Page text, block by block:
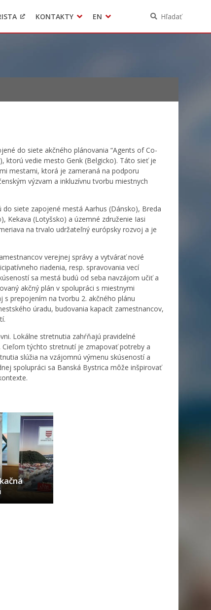
Pomoc pre Ukrajinu
Ochrana osobných údajov
3D model mesta Banská Bystrica
KONTAKTY EN
Contact
Hľadať
do siete akčného plánovania “Agents of Co-
ktorú vedie mesto Genk (Belgicko). Táto sieť je
mestami, ktorá je zameraná na podporu
výzvam a inkluzívnu tvorbu miestnych
siete zapojené mestá Aarhus (Dánsko), Breda
Kekava (Lotyšsko) a územné združenie Iasi
na trvalo udržateľný európsky rozvoj a je
verejnej správy a vytvárať nové
riadenia, resp. spravovania vecí
sa mestá budú od seba navzájom učiť a
akčný plán v spolupráci s miestnymi
prepojením na tvorbu 2. akčného plánu
úradu, budovania kapacít zamestnancov,
Lokálne stretnutia zahŕňajú pravidelné
týchto stretnutí je zmapovať potreby a
slúžia na vzájomnú výmenu skúseností a
spolupráci sa Banská Bystrica môže inšpirovať